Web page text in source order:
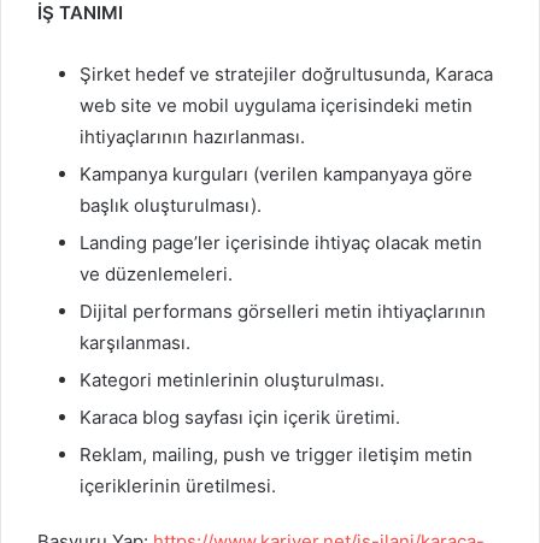
İŞ TANIMI
Şirket hedef ve stratejiler doğrultusunda, Karaca
web site ve mobil uygulama içerisindeki metin
ihtiyaçlarının hazırlanması.
Kampanya kurguları (verilen kampanyaya göre
başlık oluşturulması).
Landing page’ler içerisinde ihtiyaç olacak metin
ve düzenlemeleri.
Dijital performans görselleri metin ihtiyaçlarının
karşılanması.
Kategori metinlerinin oluşturulması.
Karaca blog sayfası için içerik üretimi.
Reklam, mailing, push ve trigger iletişim metin
içeriklerinin üretilmesi.